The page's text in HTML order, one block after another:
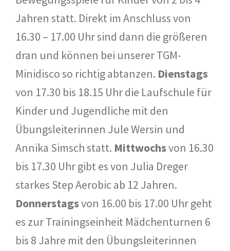
Jahren statt. Direkt im Anschluss von
16.30 – 17.00 Uhr sind dann die größeren
dran und können bei unserer TGM-
Minidisco so richtig abtanzen. Dienstags
von 17.30 bis 18.15 Uhr die Laufschule für
Kinder und Jugendliche mit den
Übungsleiterinnen Jule Wersin und
Annika Simsch statt. Mittwochsvon 16.30
bis 17.30 Uhr gibt es von Julia Dreger
starkes Step Aerobic ab 12 Jahren.
Donnerstagsvon 16.00 bis 17.00 Uhr geht
es zur Trainingseinheit Mädchenturnen 6
bis 8 Jahre mit den Übungsleiterinnen